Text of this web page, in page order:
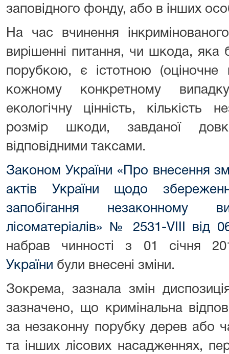
заповідного фонду, або в інших
На час вчинення
вирішенні питання, чи шкода, яка
порубкою, є істотною (оціночне
кожному конкретному
екологічну цінність, кількість
розмір шкоди, завданої
відповідними таксами.
Законом України «Про внесення
актів України щодо
запобігання незаконному
лісоматеріалів» № 2531-VIII від
набрав чинності з 01 січня
України були внесені зміни.
Зокрема, зазнала змін
зазначено, що кримінальна
за незаконну порубку дерев або
та інших лісових насадженнях,